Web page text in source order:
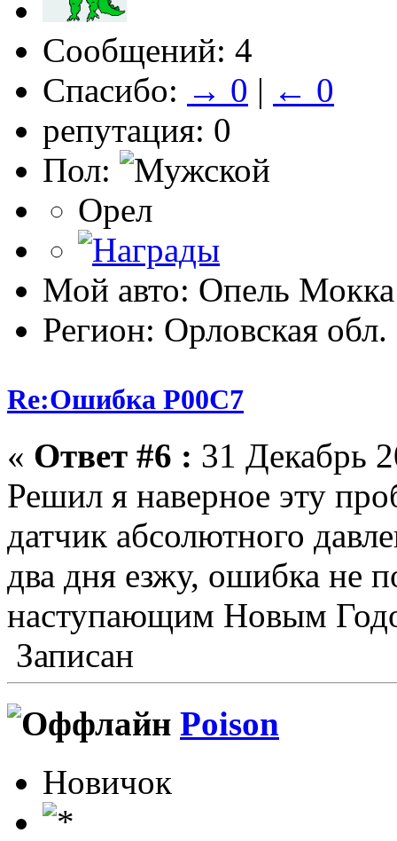
Сообщений: 4
Спасибо: → 0 | ← 0
репутация: 0
Пол:
Орел
Мой авто: Опель Мокка
Регион: Орловская обл.
Re:Ошибка P00C7
« Ответ #6 : 31 Декабрь
Решил я наверное эту
датчик абсолютного
два дня езжу, ошибка не
наступающим Новым
Записан
Poison
Новичок